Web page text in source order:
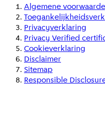
Algemene
Privacyverklaring
Privacy Verified
Cookieverklaring
Disclaimer
Sitemap
Responsible